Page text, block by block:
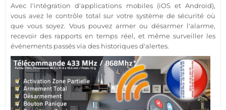
Avec l'intégration d'applications mobiles (iOSetAndroid),
vous avez le contrôle total sur votre systèmedesécurité où
que vous soyez. Vous pouvez armer ou désarmer l'alarme,
recevoir des rapports en temps réel, et même surveiller les
événements passés via des historiques d'alertes.